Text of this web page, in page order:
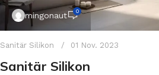
mingonaut 0
Sanitär Silikon 01 Nov. 2023
Sanitär Silikon